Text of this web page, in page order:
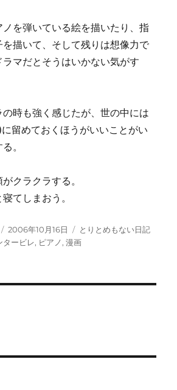
を弾いている絵を描いたり、指
描いて、そして残りは想像力で
マだとそうはいかない気がす
時も強く感じたが、世の中には
留めておくほうがいいことがい
。
クラクラする。
てしまおう。
投
稿
2006年10月16日
カ
テ
とりとめもない日記
タービレ, ピアノ,漫画